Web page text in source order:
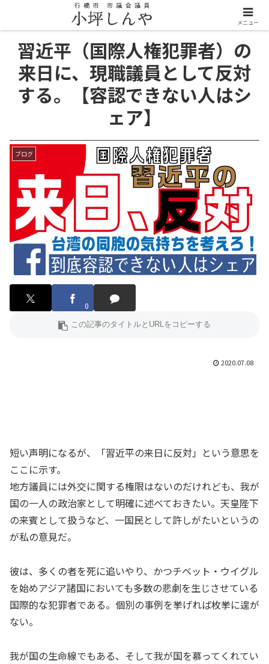
習近平（国際人権犯罪者）の
来日に、現職議員として反対
する。【容認できない人はシ
ェア】
ブログ
0
2020.07.08
短い声明になるが、「習近平の来日に反対」という意思を
ここに示す。
地方議員には外交に関する権限はないのだけれども、我が
国の一人の政治家として明確に述べておきたい。天皇陛下
の来賓として扱うなど、一国民として許しがたいというの
が私の意見だ。
彼は、多くの者を死に追いやり、かつチベット・ウイグル
を始めアジア諸国においても多数の悲劇を生じさせている
国際的な犯罪者である。個別の事例を挙げれば枚挙に遑が
ない。
我が国の生命線でもある、そして我が国を慕ってくれてい
メニュー